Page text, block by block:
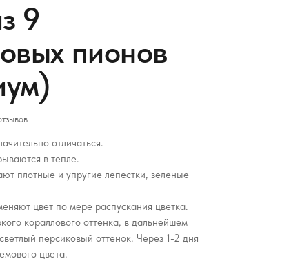
9
пионов
отличаться.
в тепле.
плотные и упругие лепестки, зеленые
цвет по мере распускания цветка.
кораллового оттенка, в дальнейшем
персиковый оттенок. Через 1-2 дня
цвета.